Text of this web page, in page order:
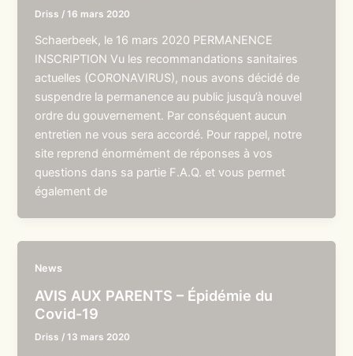
Driss /16 mars 2020
Schaerbeek, le 16 mars 2020 PERMANENCE
INSCRIPTION Vu les recommandations sanitaires
actuelles (CORONAVIRUS), nous avons décidé de
suspendre la permanence au public jusqu’à nouvel
ordre du gouvernement. Par conséquent aucun
entretien ne vous sera accordé. Pour rappel, notre
site reprend énormément de réponses à vos
questions dans sa partie F.A.Q. et vous permet
également de
News
AVIS AUX PARENTS – Épidémie du
Covid-19
Driss /13 mars 2020